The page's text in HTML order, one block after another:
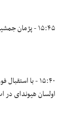
۱۵:۴۵ - پژمان جمشیدی: نوبت پرسپولیس است که قهرمان آسیا شود.
۱۵:۴۰ - با
اولسان هیوندای در